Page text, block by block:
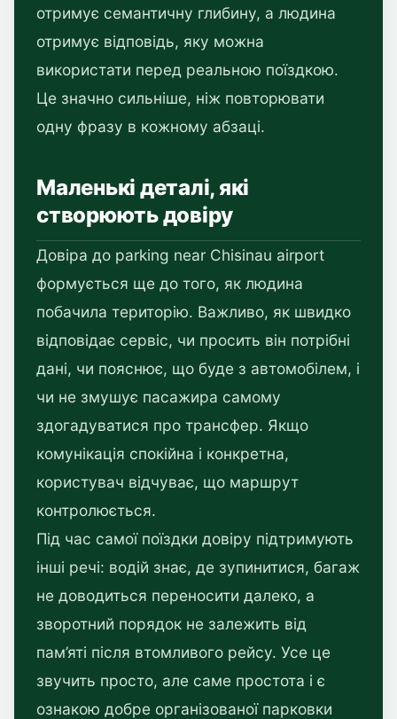
отримує семантичну глибину, а людина
отримує відповідь, яку можна
використати перед реальною поїздкою.
Це значно сильніше, ніж повторювати
одну фразу в кожному абзаці.
Маленькі деталі, які
створюють довіру
Довіра до parking near Chisinau airport
формується ще до того, як людина
побачила територію. Важливо, як швидко
відповідає сервіс, чи просить він потрібні
дані, чи пояснює, що буде з автомобілем, і
чи не змушує пасажира самому
здогадуватися про трансфер. Якщо
комунікація спокійна і конкретна,
користувач відчуває, що маршрут
контролюється.
Під час самої поїздки довіру підтримують
інші речі: водій знає, де зупинитися, багаж
не доводиться переносити далеко, а
зворотний порядок не залежить від
пам’яті після втомливого рейсу. Усе це
звучить просто, але саме простота і є
ознакою добре організованої парковки